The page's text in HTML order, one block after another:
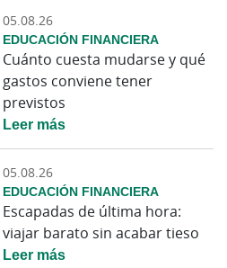
05.08.26
EDUCACIÓN FINANCIERA
Cuánto cuesta mudarse y qué
gastos conviene tener
previstos
Leer más
05.08.26
EDUCACIÓN FINANCIERA
Escapadas de última hora:
viajar barato sin acabar tieso
Leer más